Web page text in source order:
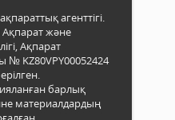
агенттігі.
Ақпарат және
Ақпарат
№ KZ80VPY00052424
барлық
материалдардың